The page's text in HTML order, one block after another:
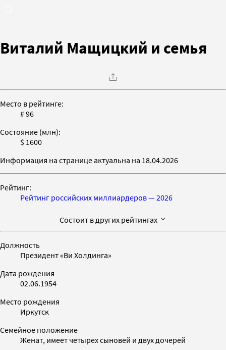
Виталий Мащицкий и семья
Место в рейтинге:
# 96
Состояние (млн):
$ 1600
Информация на странице актуальна на 18.04.2026
Рейтинг:
Рейтинг российских миллиардеров — 2026
Состоит в других рейтингах
Должность
Президент «Ви Холдинга»
Дата рождения
02.06.1954
Место рождения
Иркутск
Семейное положение
Женат, имеет четырех сыновей и двух дочерей